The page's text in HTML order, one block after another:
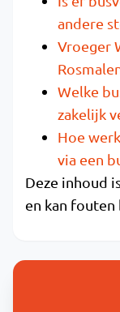
andere
Vroeger
Welke
zakelijk
Hoe
via een
Deze inhoud
en kan fouten